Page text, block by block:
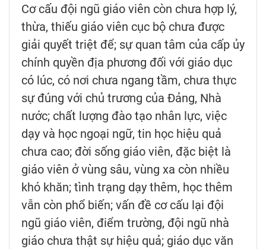
Cơ cấu đội ngũ giáo viên còn chưa hợp lý,
thừa, thiếu giáo viên cục bộ chưa được
giải quyết triệt để; sự quan tâm của cấp ủy
chính quyền địa phương đối với giáo dục
có lúc, có nơi chưa ngang tầm, chưa thực
sự đúng với chủ trương của Đảng, Nhà
nước; chất lượng đào tạo nhân lực, việc
dạy và học ngoại ngữ, tin học hiệu quả
chưa cao; đời sống giáo viên, đặc biệt là
giáo viên ở vùng sâu, vùng xa còn nhiều
khó khăn; tình trạng dạy thêm, học thêm
vẫn còn phổ biến; vấn đề cơ cấu lại đội
ngũ giáo viên, điểm trường, đội ngũ nhà
giáo chưa thật sự hiệu quả; giáo dục văn